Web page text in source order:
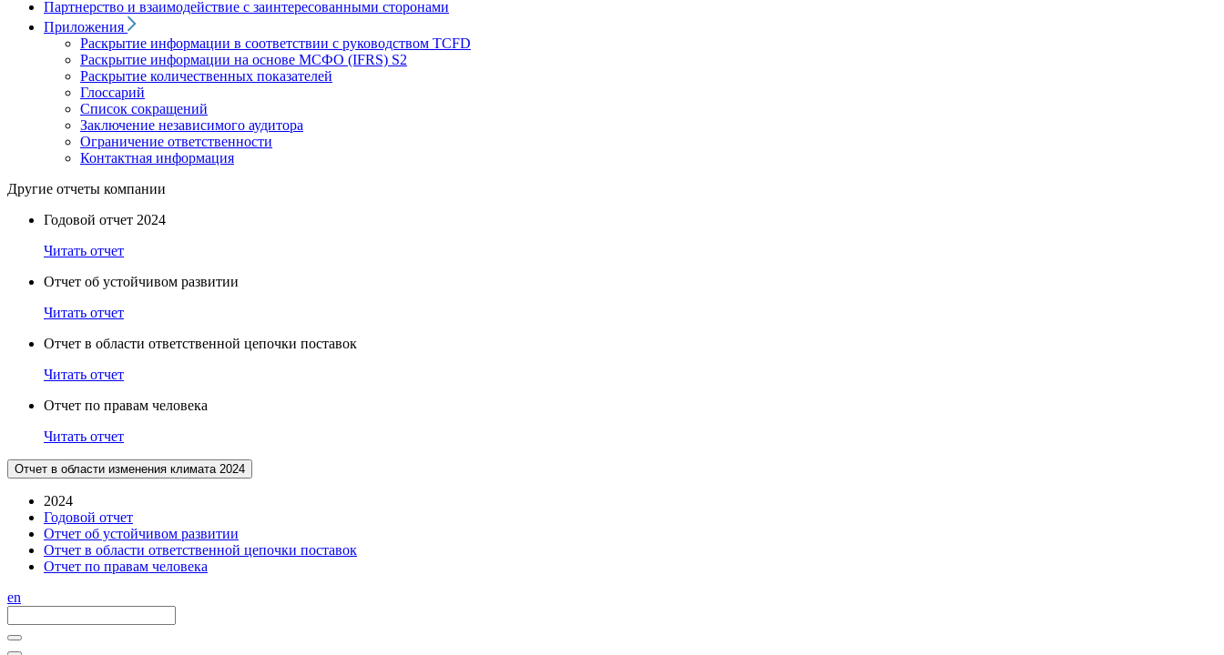
Партнерство и взаимодействие с заинтересованными сторонами
Приложения
Раскрытие информации в соответствии с руководством TCFD
Раскрытие информации на основе МСФО (IFRS) S2
Раскрытие количественных показателей
Глоссарий
Список сокращений
Заключение независимого аудитора
Ограничение ответственности
Контактная информация
Другие отчеты компании
Годовой отчет 2024
Читать отчет
Отчет об устойчивом развитии
Читать отчет
Отчет в области ответственной цепочки поставок
Читать отчет
Отчет по правам человека
Читать отчет
Отчет в области изменения климата 2024
2024
Годовой отчет
Отчет об устойчивом развитии
Отчет в области ответственной цепочки поставок
Отчет по правам человека
en